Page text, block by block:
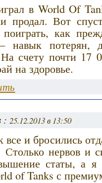
в World Of
продал. Вот
поиграть, как
навык потерян,
счету почти 17
на здоровье.
:25.12.2013 в 13:50
все и бросились
нервов и
статы, а
of Tanks с